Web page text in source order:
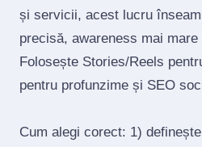
și servicii, acest lucru
precisă, awareness mai
Folosește Stories/Reels
pentru profunzime și SEO
Cum alegi corect: 1)